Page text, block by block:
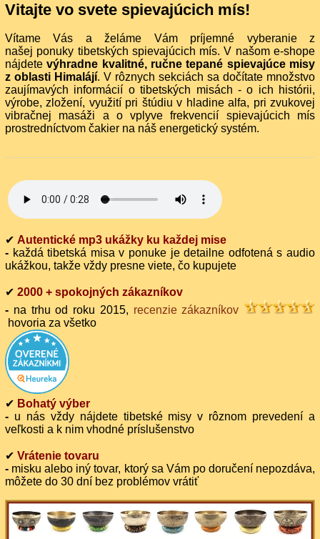
Vitajte vo svete spievajúcich mís!
Vítame Vás a želáme Vám príjemné vyberanie z
našej ponuky tibetských spievajúcich mís. V našom e-shope
nájdetevýhradne kvalitné, ručne tepané spievajúce misy
z oblasti Himalájí. V rôznych sekciách sa dočítate množstvo
zaujímavých informácií o tibetských misách - o ich histórii,
výrobe, zložení, využití pri štúdiu v hladine alfa, pri zvukovej
vibračnej masáži a o vplyve frekvencií spievajúcich mís
prostredníctvom čakier na náš energetický systém.
✔ Autentické mp3 ukážky ku každej mise
- každá tibetská misa v ponuke je detailne odfotená s audio
ukážkou, takže vždy presne viete, čo kupujete
✔ 2000 + spokojných zákazníkov
- na trhu od roku 2015, recenzie zákazníkov
hovoria za všetko
✔ Bohatý výber
- u nás vždy nájdete tibetské misy v rôznom prevedení a
veľkosti a k nim vhodné príslušenstvo
✔ Vrátenie tovaru
- misku alebo iný tovar, ktorý sa Vám po doručení nepozdáva,
môžete do 30 dní bez problémov vrátiť